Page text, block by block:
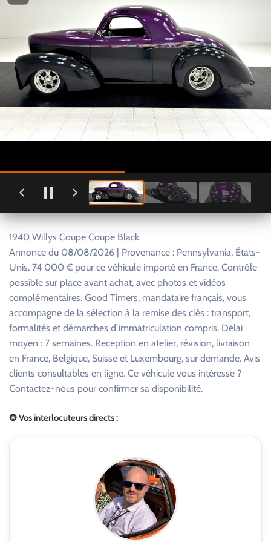
1940 Willys Coupe Coupe Black
Annonce du 08/08/2026 | Provenance : Pennsylvania, États-
Unis. 74 000 € pour ce véhicule importé en France. Contrôle
possible sur place avant achat, avec photos et vidéos
complémentaires. Good Timers, mandataire français, vous
accompagne de la sélection à la remise des clés : transport,
formalités et démarches d’immatriculation compris. Délai
moyen : 7 semaines. Reception en atelier, révision, livraison
en France, Belgique, Suisse et Luxembourg, sur demande. Avis
clients consultables en ligne. Ce véhicule vous intéresse ?
Contactez-nous pour confirmer sa disponibilité.
✪ Vos interlocuteurs directs :